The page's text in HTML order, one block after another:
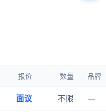
报价 数量 品牌
面议 不限 —